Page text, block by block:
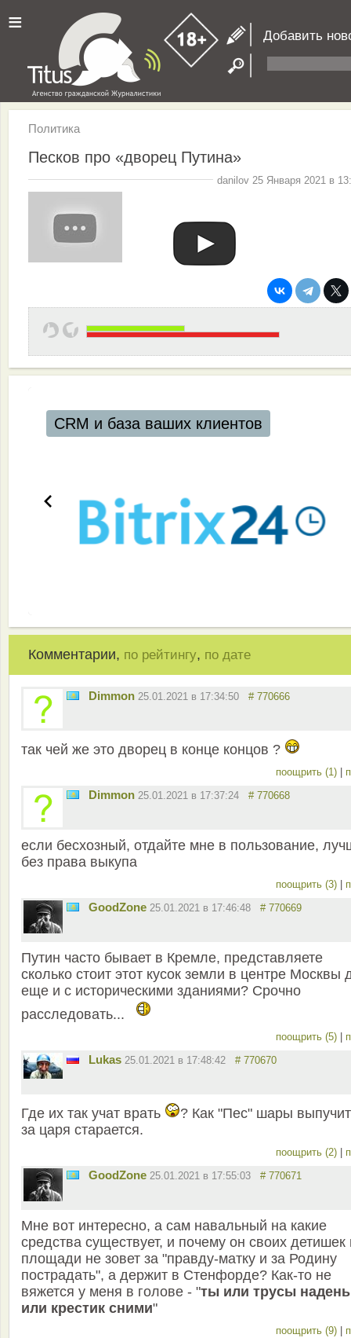
≡ Добавить
Политика
Песков про «дворец Путина»
danilov 25 Января 2021 в
база ваших клиентов
Комментарии, по рейтингу, по дате
Dimmon 25.01.2021 в 17:34:50 # 770666
так чей же это дворец в конце концов ?
поощрить (1)
Dimmon 25.01.2021 в 17:37:24 # 770668
если бесхозный, отдайте мне в пользование,
без права выкупа
поощрить (3)
GoodZone 25.01.2021 в 17:46:48 # 770669
Путин часто бывает в Кремле, представляете
сколько стоит этот кусок земли в центре Москвы
еще и с историческими зданиями? Срочно
расследовать...
поощрить (5)
Lukas 25.01.2021 в 17:48:42 # 770670
Где их так учат врать
? Как "Пес" шары
за царя старается.
поощрить (2)
GoodZone 25.01.2021 в 17:55:03 # 770671
Мне вот интересно, а сам навальный на какие
средства существует, и почему он своих детишек
площади не зовет за "правду-матку и за Родину
пострадать", а держит в Стенфорде? Как-то не
вяжется у меня в голове - "ты или трусы надень
или крестик сними"
поощрить (9)